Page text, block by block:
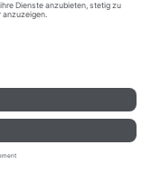
2022